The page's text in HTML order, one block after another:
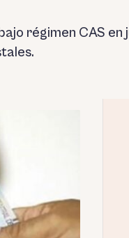
régimen CAS en